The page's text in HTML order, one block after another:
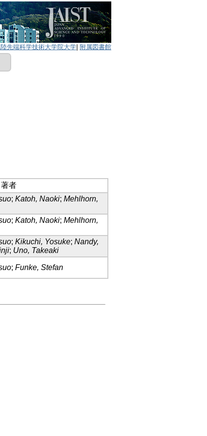
先端科学技術大学院大学 附属図書館
著者
; Katoh, Naoki; Mehlhorn,
; Katoh, Naoki; Mehlhorn,
; Kikuchi, Yosuke; Nandy,
; Uno, Takeaki
; Funke, Stefan